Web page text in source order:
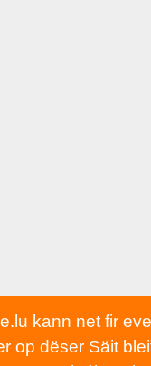
kann net fir
op dëser Säit